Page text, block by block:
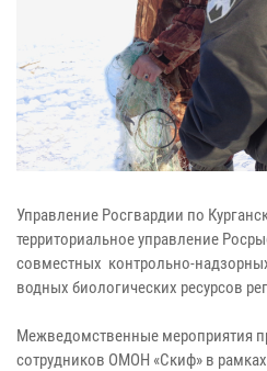
Управление Росгвардии по
территориальное управление
совместных контрольно-
водных биологических ресурсов
Межведомственные мероприятия
сотрудников ОМОН «Скиф» в